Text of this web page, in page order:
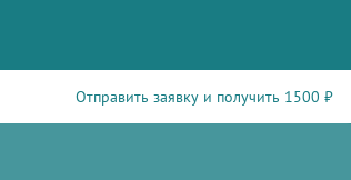
Отправить заявку и получить 1500 ₽